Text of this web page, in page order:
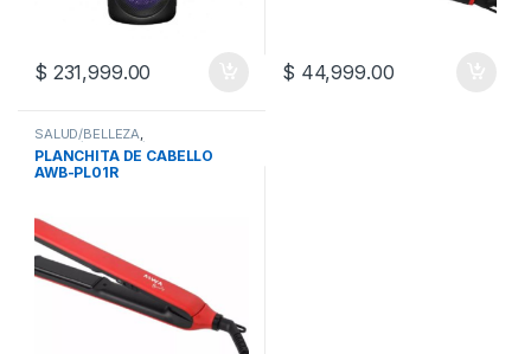
$ 231,999.00 $ 44,999.00
SALUD/BELLEZA,
SALUD/BELLEZA/FITNESS
SECADORES DE CABELLOS
PLANCHITA DE CABELLO
AWB-PL01R